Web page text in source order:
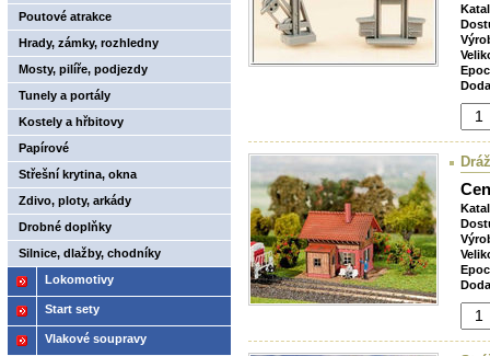
Poutové atrakce
Hrady, zámky, rozhledny
Mosty, pilíře, podjezdy
Tunely a portály
Kostely a hřbitovy
Papírové
Střešní krytina, okna
Zdivo, ploty, arkády
Drobné doplňky
Silnice, dlažby, chodníky
Lokomotivy
Start sety
Vlakové soupravy